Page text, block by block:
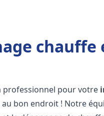
chauffe
professionnel pour votre
au bon endroit ! Notre